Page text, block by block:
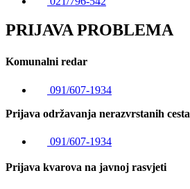
PRIJAVA PROBLEMA
Komunalni redar
091/607-1934
Prijava održavanja nerazvrstanih cesta
091/607-1934
Prijava kvarova na javnoj rasvjeti